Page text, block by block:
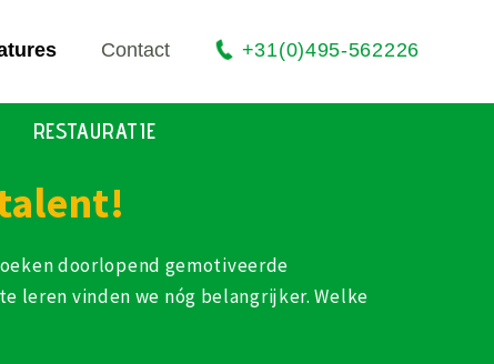
Contact +31(0)495-562226
RESTAURATIE
doorlopend gemotiveerde
leren vinden we nóg belangrijker. Welke